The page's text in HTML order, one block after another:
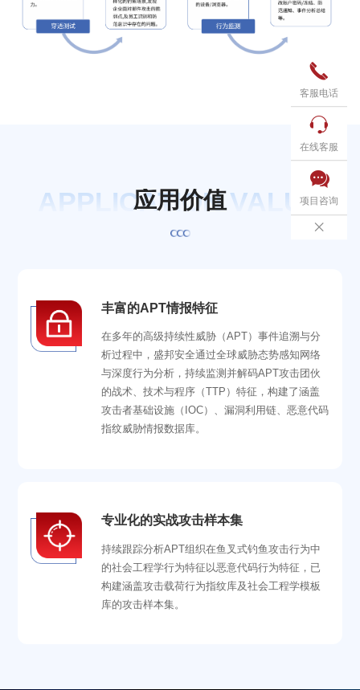
APPLICATION VALUE
应用价值
丰富的APT情报特征
在多年的高级持续性威胁（APT）事件追溯与分
析过程中，盛邦安全通过全球威胁态势感知网络
与深度行为分析，持续监测并解码APT攻击团伙
的战术、技术与程序（TTP）特征，构建了涵盖
攻击者基础设施（IOC）、漏洞利用链、恶意代码
指纹威胁情报数据库。
专业化的实战攻击样本集
持续跟踪分析APT组织在鱼叉式钓鱼攻击行为中
的社会工程学行为特征以恶意代码行为特征，已
构建涵盖攻击载荷行为指纹库及社会工程学模板
库的攻击样本集。

客服电话

在线客服

项目咨询
